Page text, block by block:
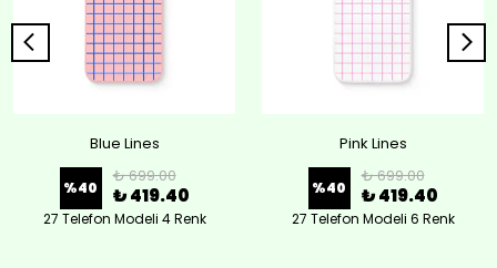
Blue Lines
%40
₺ 699.00
₺ 419.40
27 Telefon Modeli 4 Renk
Pink Lines
%40
₺ 699.00
₺ 419.40
27 Telefon Modeli 6 Renk